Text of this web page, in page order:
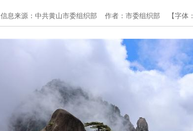
信息来源：中共黄山市委组织部 作者：市委组织部 【字体：